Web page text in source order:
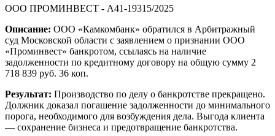
ООО ПРОМИНВЕСТ - А41-19315/2025
Описание: ООО «Камкомбанк» обратился в Арбитражный
суд Московской области с заявлением о признании ООО
«Проминвест» банкротом, ссылаясь на наличие
задолженности по кредитному договору на общую сумму 2
718 839 руб. 36 коп.
Результат: Производство по делу о банкротстве прекращено.
Должник доказал погашение задолженности до минимального
порога, необходимого для возбуждения дела. Выгода клиента
— сохранение бизнеса и предотвращение банкротства.